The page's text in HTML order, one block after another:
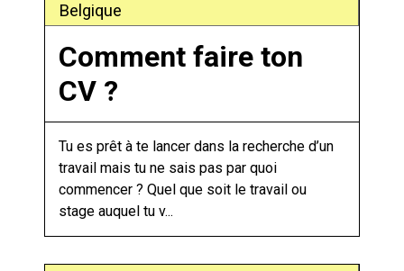
Belgique
Comment faire ton
CV ?
Tu es prêt à te lancer dans la recherche d’un
travail mais tu ne sais pas par quoi
commencer ? Quel que soit le travail ou
stage auquel tu v...